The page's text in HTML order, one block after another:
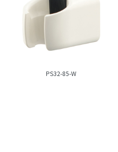
PS32-85-W